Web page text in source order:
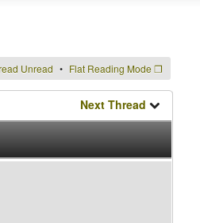
Unread Flat Reading Mode❐
Next Thread